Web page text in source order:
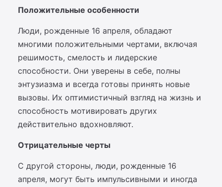
Положительные особенности
Люди, рожденные 16 апреля, обладают
многими положительными чертами, включая
решимость, смелость и лидерские
способности. Они уверены в себе, полны
энтузиазма и всегда готовы принять новые
вызовы. Их оптимистичный взгляд на жизнь и
способность мотивировать других
действительно вдохновляют.
Отрицательные черты
С другой стороны, люди, рожденные 16
апреля, могут быть импульсивными и иногда